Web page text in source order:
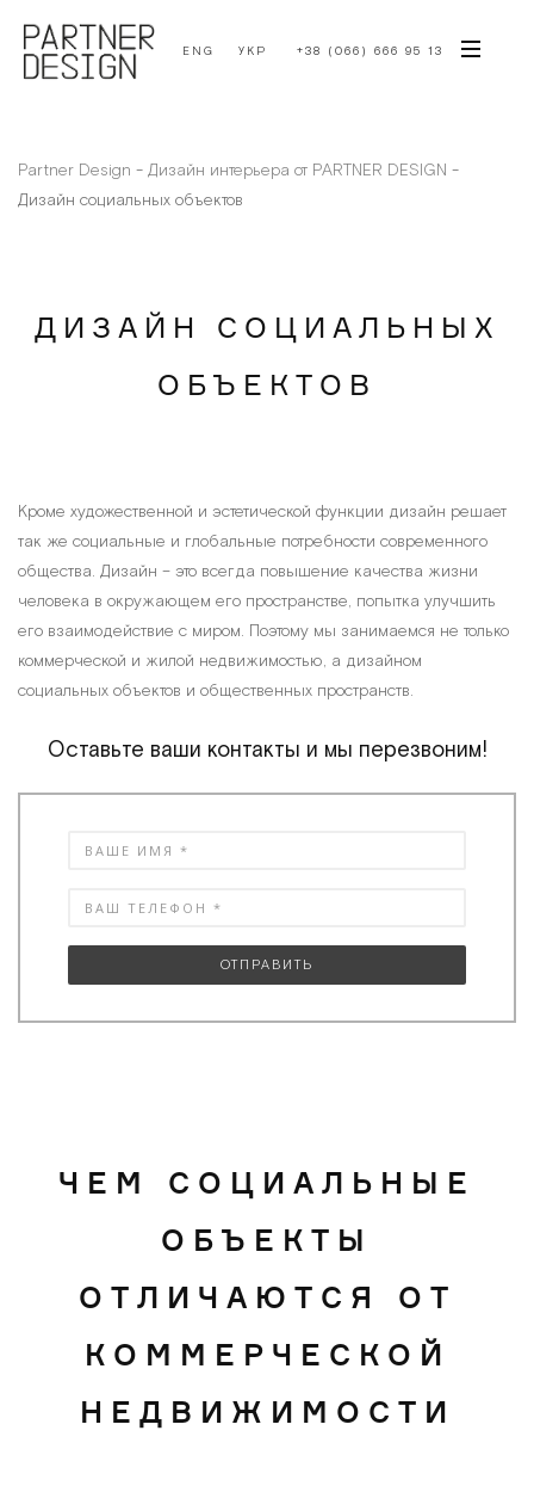
+38 (066) 666 95 13
ENG УКР
Partner Design - Дизайн интерьера от PARTNER DESIGN -
Дизайн социальных объектов
ДИЗАЙН СОЦИАЛЬНЫХ
ОБЪЕКТОВ
Кроме художественной и эстетической функции дизайн решает
так же социальные и глобальные потребности современного
общества. Дизайн – это всегда повышение качества жизни
человека в окружающем его пространстве, попытка улучшить
его взаимодействие с миром. Поэтому мы занимаемся не только
коммерческой и жилой недвижимостью, а дизайном
социальных объектов и общественных пространств.
Оставьте ваши контакты и мы перезвоним!
ЧЕМ СОЦИАЛЬНЫЕ
ОБЪЕКТЫ
ОТЛИЧАЮТСЯ ОТ
КОММЕРЧЕСКОЙ
НЕДВИЖИМОСТИ